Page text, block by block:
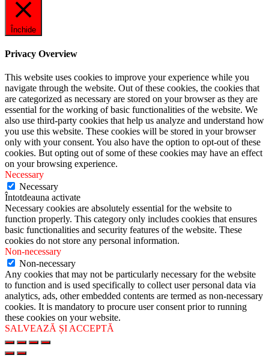
Închide
Privacy Overview
This website uses cookies to improve your experience while you
navigate through the website. Out of these cookies, the cookies that
are categorized as necessary are stored on your browser as they are
essential for the working of basic functionalities of the website. We
also use third-party cookies that help us analyze and understand how
you use this website. These cookies will be stored in your browser
only with your consent. You also have the option to opt-out of these
cookies. But opting out of some of these cookies may have an effect
on your browsing experience.
Necessary
Necessary
Întotdeauna activate
Necessary cookies are absolutely essential for the website to
function properly. This category only includes cookies that ensures
basic functionalities and security features of the website. These
cookies do not store any personal information.
Non-necessary
Non-necessary
Any cookies that may not be particularly necessary for the website
to function and is used specifically to collect user personal data via
analytics, ads, other embedded contents are termed as non-necessary
cookies. It is mandatory to procure user consent prior to running
these cookies on your website.
SALVEAZĂ ȘI ACCEPTĂ